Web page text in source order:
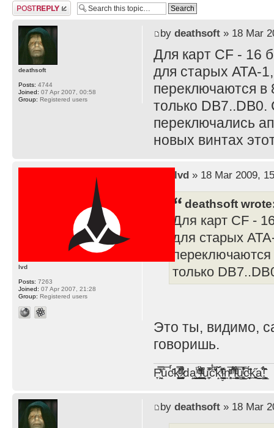
Post a reply
by deathsoft» 18 Mar
Для карт CF - 16
для старых АТА-
переключаются
только
переключались
новых винтах
deathsoft
Posts: 4744
Joined: 07 Apr 2007, 00:58
Group: Registered users
lvd» 18 Mar 2009,
deathsoft
Для карт CF -
для старых
только
Это ты, видимо,
говоришь.
F̞͖̭̿̔ͯu̐̅cͬ̑ͩk̨̤̳͇̮̭̪̠̽̿̓̆ͭͩ ̷̩̰͎̩͓̘̾̀ͬ̊ͭ͛ͅda̝̺͙̬͎̝̾͟ ̰̜̝̯͉̯̖̓̎́ͨ̽ͫ͟f̟͇̭̀ͬͨͭ̐̚u̹̼̹̗̞͑̔͂͐̚cͭ̅̊̆̒̆ǩ̝̩̯́ͥ̔̍̑ḭ͓͍̳̬ͦ̽͂n͍͎͈̈̅ͩͬ ̊ͫ̂̾̑̈́f̲͚͉͓͗̋́ͧͦ̅ȗ͇̲̻͈̲̅̎͗͒ͭ͡c̬̟̠̹̯̈́ͩ͘ͅk̫̠̻̋͜a̲͒̾̇!͙͕̺͉̗̩̲̂̏̄̀
lvd
Posts: 7263
Joined: 07 Apr 2007, 21:28
Group: Registered users
by deathsoft» 18 Mar